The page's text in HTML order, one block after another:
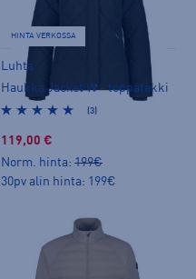
HINTA VERKOSSA
Luhta
Haukka Jacket W - toppatakki
(3)
119,00 €
Norm. hinta: 199€
30pv alin hinta: 199€